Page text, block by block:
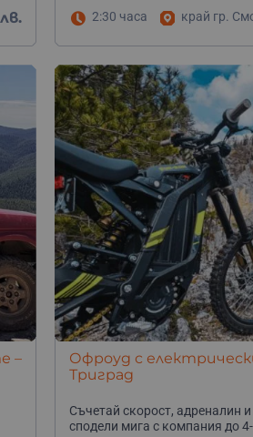
2:30 часа край гр.
–
Офроуд с
Триград
Съчетай скорост, адреналин
сподели мига с компания до